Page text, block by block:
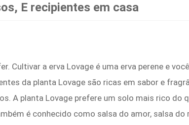
E recipientes em casa
Cultivar a erva Lovage é uma erva perene e
da planta Lovage são ricas em sabor e
A planta Lovage prefere um solo mais rico do
é conhecido como salsa do amor, salsa do